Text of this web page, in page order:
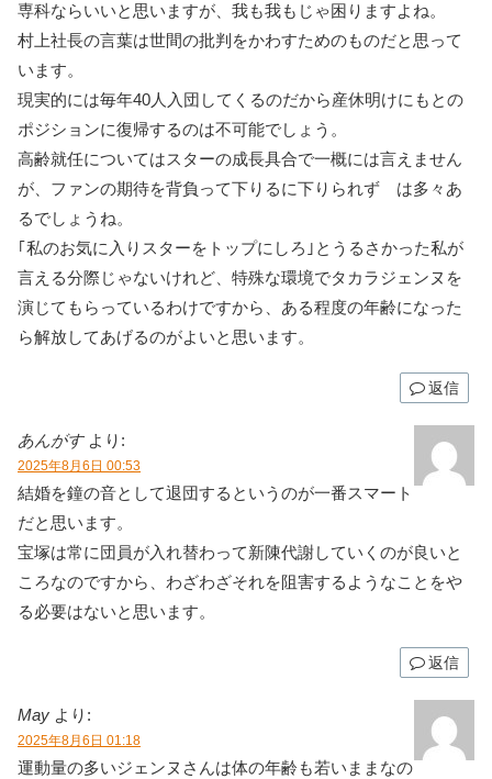
専科ならいいと思いますが、我も我もじゃ困りますよね。
村上社長の言葉は世間の批判をかわすためのものだと思って
います。
現実的には毎年40人入団してくるのだから産休明けにもとの
ポジションに復帰するのは不可能でしょう。
高齢就任についてはスターの成長具合で一概には言えません
が、ファンの期待を背負って下りるに下りられず は多々あ
るでしょうね。
｢私のお気に入りスターをトップにしろ｣とうるさかった私が
言える分際じゃないけれど、特殊な環境でタカラジェンヌを
演じてもらっているわけですから、ある程度の年齢になった
ら解放してあげるのがよいと思います。
返信
あんがす より:
2025年8月6日 00:53
結婚を鐘の音として退団するというのが一番スマート
だと思います。
宝塚は常に団員が入れ替わって新陳代謝していくのが良いと
ころなのですから、わざわざそれを阻害するようなことをや
る必要はないと思います。
返信
May より:
2025年8月6日 01:18
運動量の多いジェンヌさんは体の年齢も若いままなの